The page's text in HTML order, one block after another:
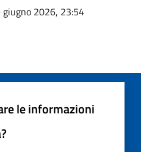
giugno 2026, 23:54
le informazioni